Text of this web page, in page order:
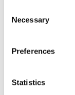
Selection
Necessary
Preferences
Statistics